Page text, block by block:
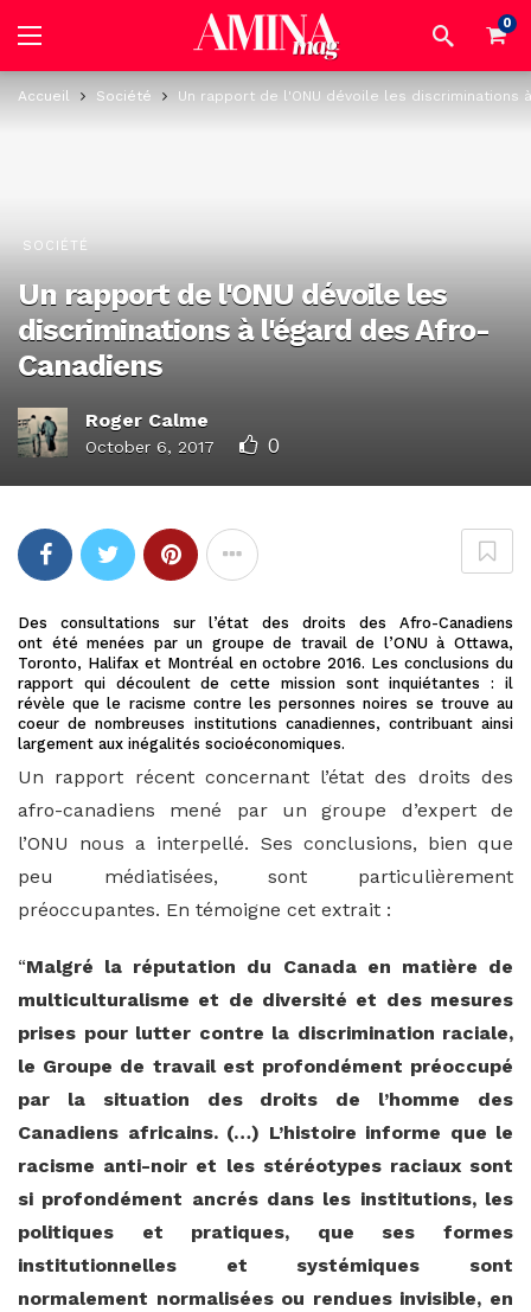
0
Accueil Société Un rapport de l'ONU dévoile les discriminations
SOCIÉTÉ
Un rapport de l'ONU dévoile les
discriminations à l'égard des Afro-
Canadiens
Roger Calme
October 6, 2017 0
Des consultations sur l’état des droits des Afro-Canadiens
ont été menées par un groupe de travail de l’ONU à Ottawa,
Toronto, Halifax et Montréal en octobre 2016. Les conclusions du
rapport qui découlent de cette mission sont inquiétantes : il
révèle que le racisme contre les personnes noires se trouve au
coeur de nombreuses institutions canadiennes, contribuant ainsi
largement aux inégalités socioéconomiques.
Un rapport récent concernant l’état des droits des
afro-canadiens mené par un groupe d’expert de
l’ONU nous a interpellé. Ses conclusions, bien que
peu médiatisées, sont particulièrement
préoccupantes. En témoigne cet extrait :
“Malgré la réputation du Canada en matière de
multiculturalisme et de diversité et des mesures
prises pour lutter contre la discrimination raciale,
le Groupe de travail est profondément préoccupé
par la situation des droits de l’homme des
Canadiens africains. (…) L’histoire informe que le
racisme anti-noir et les stéréotypes raciaux sont
si profondément ancrés dans les institutions, les
politiques et pratiques, que ses formes
institutionnelles et systémiques sont
normalement normalisées ou rendues invisible, en